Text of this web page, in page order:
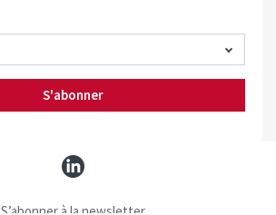
S'abonner
S’abonner à la newsletter